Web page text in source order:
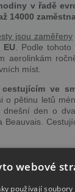
v řadě
14000
jsou zaměřeny
. Podle
aerolinkám
míst.
ve
o pětinu letů
den o
dálkové lety,
také
webové
používají